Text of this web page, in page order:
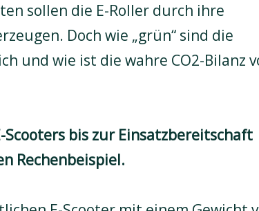
sollen die E-Roller durch ihre
Doch wie „grün“ sind die
und wie ist die wahre CO2-Bilanz
Scooters bis zur Einsatzbereitschaft
Rechenbeispiel.